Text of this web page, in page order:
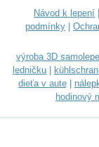
Návod k lepení
podmínky
výroba 3D
ledničku
dieťa v aute|
hodinový